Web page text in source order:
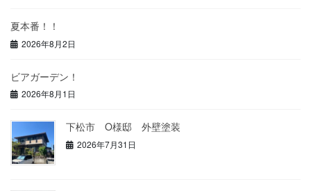
夏本番！！
2026年8月2日
ビアガーデン！
2026年8月1日
下松市 O様邸 外壁塗装
2026年7月31日